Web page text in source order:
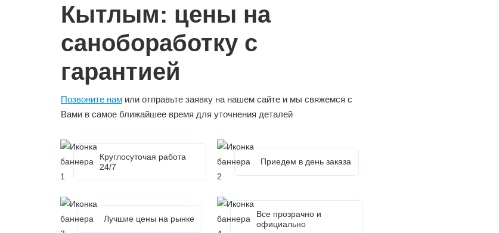
Кытлым: цены на
санобоработку с
гарантией
Позвоните нам или отправьте заявку на нашем сайте и мы свяжемся с
Вами в самое ближайшее время для уточнения деталей
Круглосуточая работа
24/7
Приедем в день заказа
Лучшие цены на рынке
Все прозрачно и
официально